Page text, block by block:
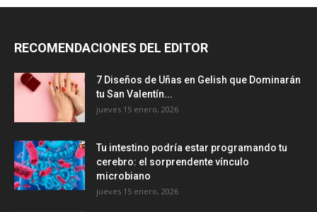
RECOMENDACIONES DEL EDITOR
7 Diseños de Uñas en Gelish que Dominarán
tu San Valentín...
jueves 15 enero, 2026
Tu intestino podría estar programando tu
cerebro: el sorprendente vínculo
microbiano
jueves 15 enero, 2026